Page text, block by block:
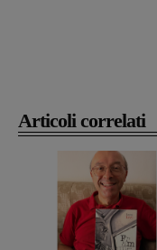
Articoli correlati